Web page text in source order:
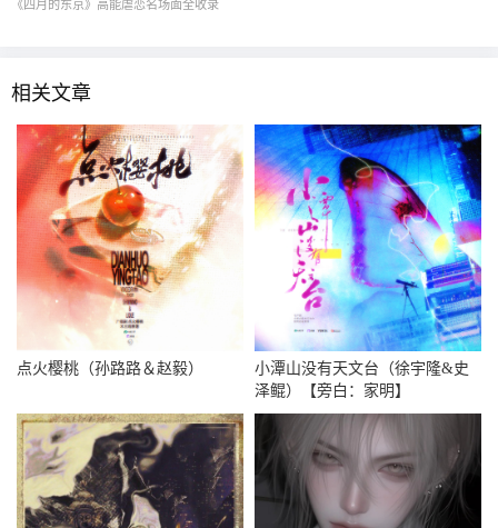
《四月的东京》高能虐恋名场面全收录
相关文章
点火樱桃（孙路路＆赵毅）
小潭山没有天文台（徐宇隆&史
泽鲲）【旁白：家明】